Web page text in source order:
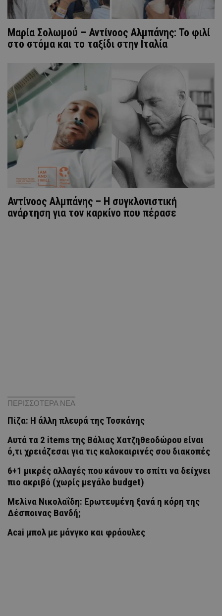
Μαρία Σολωμού – Αντίνοος Αλμπάνης: Το φιλί
στο στόμα και το ταξίδι στην Ιταλία
Αντίνοος Αλμπάνης – Η συγκλονιστική
ανάρτηση για τον καρκίνο που πέρασε
ΠΕΡΙΣΣΟΤΕΡΑ ΝΕΑ
Πίζα: Η άλλη πλευρά της Τοσκάνης
Αυτά τα 2 items της Βάλιας Χατζηθεοδώρου είναι
ό,τι χρειάζεσαι για τις καλοκαιρινές σου διακοπές
6+1 μικρές αλλαγές που κάνουν το σπίτι να δείχνει
πιο ακριβό (χωρίς μεγάλο budget)
Μελίνα Νικολαΐδη: Ερωτευμένη ξανά η κόρη της
Δέσποινας Βανδή;
Acai μπολ με μάνγκο και φράουλες